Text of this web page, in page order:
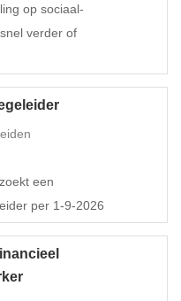
op sociaal-
verder of
een
per 1-9-2026